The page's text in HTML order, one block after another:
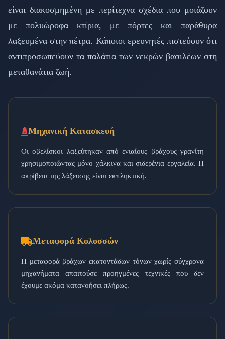
είναι διακοσμημένη με περίτεχνα σχέδια που μοιάζουν
με πολυώροφα κτίρια, με πόρτες και παράθυρα
λαξευμένα στην πέτρα. Κάποιοι ερευνητές πιστεύουν ότι
αντιπροσωπεύουν τα παλάτια των νεκρών βασιλέων στη
μεταθανάτια ζωή.
Μηχανική Κατασκευή
Οι οβελίσκοι λαξεύτηκαν από ενιαίους βράχους γρανίτη
χρησιμοποιώντας μόνο χάλκινα και σιδερένια εργαλεία. Η
ακρίβεια της λάξευσης είναι εκπληκτική.
Μεταφορά Κολοσσών
Η μεταφορά βράχων εκατοντάδων τόνων χωρίς σύγχρονα
μηχανήματα απαιτούσε προηγμένες τεχνικές που δεν
έχουμε ακόμα κατανοήσει πλήρως.